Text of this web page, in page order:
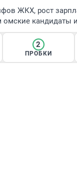
ЖКХ, рост
кандидаты
2
ПРОБКИ